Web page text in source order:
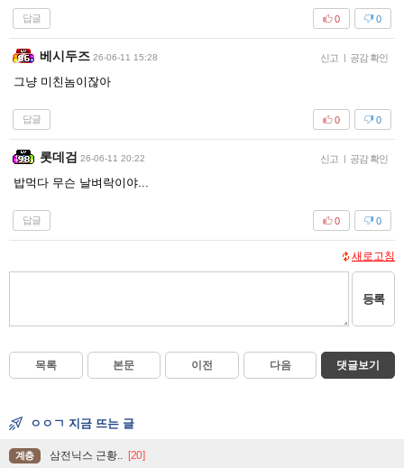
답글 0
0
베시두즈 26-06-11 15:28 신고 | 공감 확인
그냥 미친놈이잖아
답글 0
0
롯데검 26-06-11 20:22 신고 | 공감 확인
밥먹다 무슨 날벼락이야...
답글 0
0
새로고침
등록
목록 본문 이전 다음 댓글보기
ㅇㅇㄱ 지금 뜨는 글
계층 삼전닉스 근황.. [20]